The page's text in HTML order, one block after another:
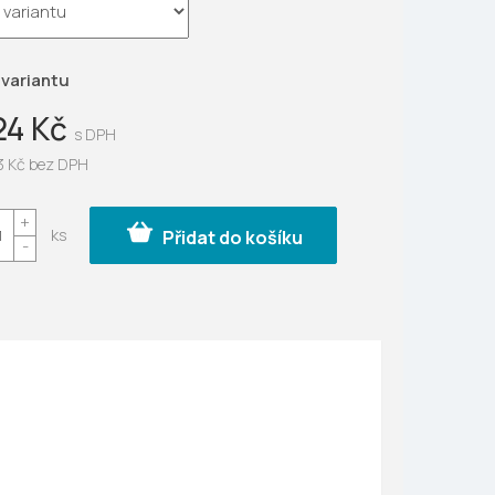
Kč
Kč bez DPH
Přidat do košíku